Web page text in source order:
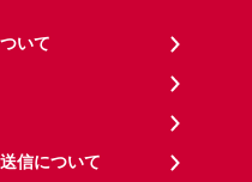
いて
信について